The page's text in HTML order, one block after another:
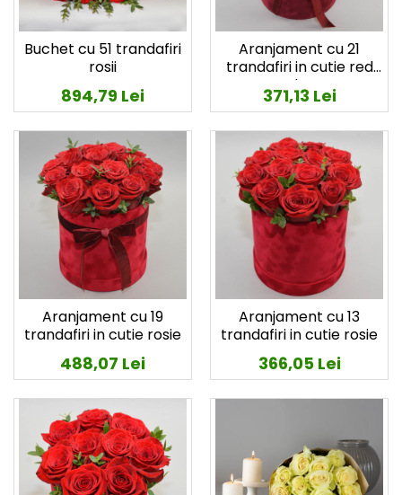
Buchet cu 51 trandafiri
rosii
894,79 Lei
Aranjament cu 21
trandafiri in cutie red
velvet
371,13 Lei
Aranjament cu 19
trandafiri in cutie rosie
488,07 Lei
Aranjament cu 13
trandafiri in cutie rosie
366,05 Lei